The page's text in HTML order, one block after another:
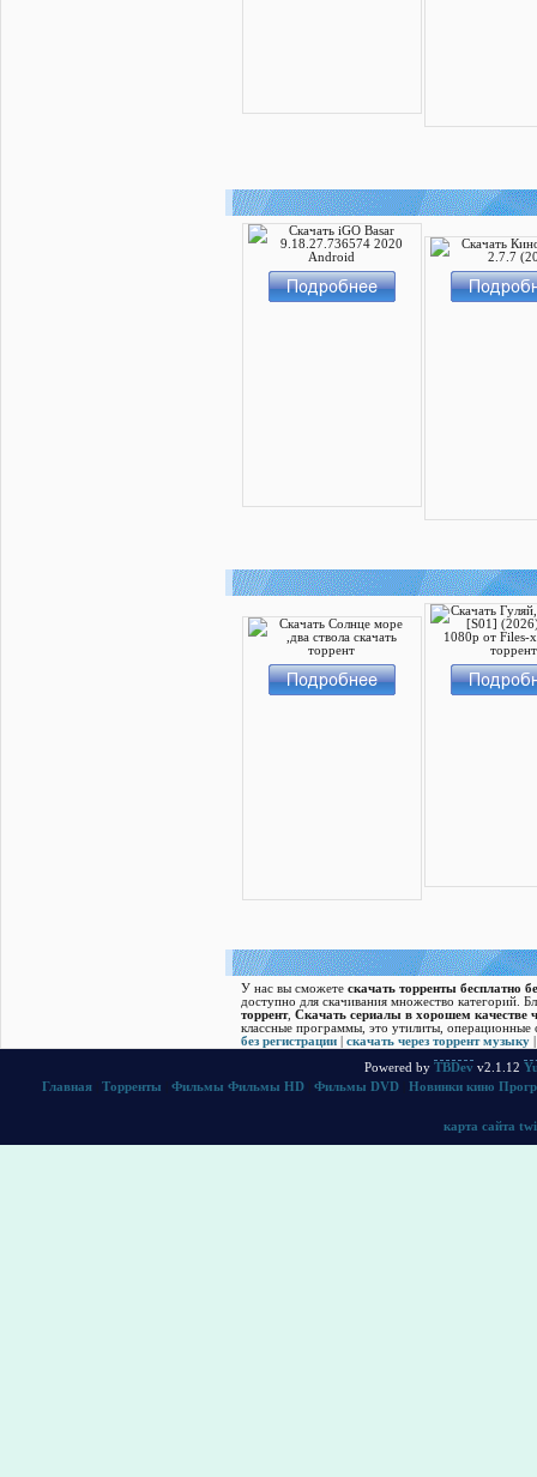
У нас вы сможете скачать торренты бесплатно
доступно для скачивания множество категорий.
торрент, Скачать cериалы в хорошем качестве
классные программы, это утилиты,
без регистрации| скачать через торрент музыку
Powered by TBDev v2.1.12
Главная
Торренты Фильмы Фильмы HD Фильмы DVD Новинки кино
карта сайта